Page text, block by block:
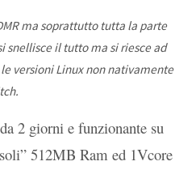
ma soprattutto tutta la parte
snellisce il tutto ma si riesce ad
versioni Linux non nativamente
2 giorni e funzionante su
512MB Ram ed 1Vcore